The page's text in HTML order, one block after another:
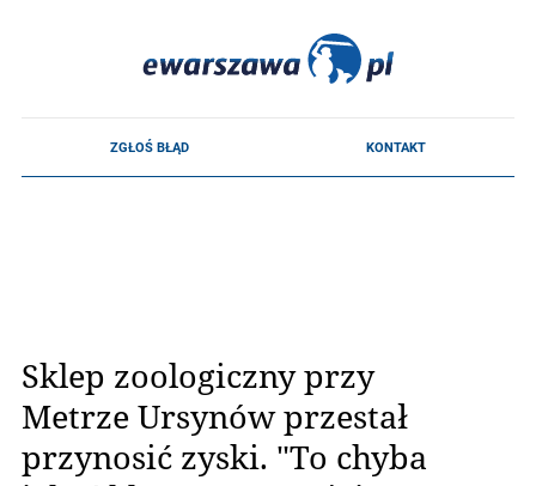
Sklep zoologiczny przy
Metrze Ursynów przestał
przynosić zyski. "To chyba